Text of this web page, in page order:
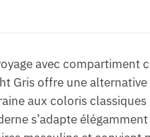
avec compartiment
Gris offre une
aux coloris
s’adapte